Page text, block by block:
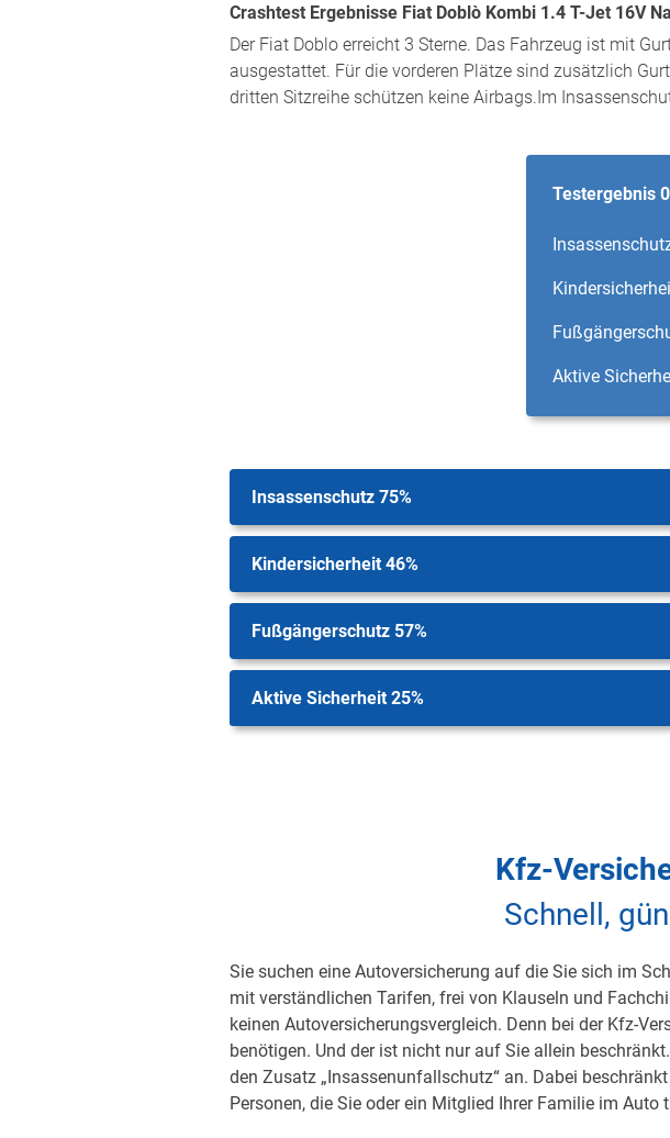
Crashtest Ergebnisse Fiat Doblò Kombi 1.4 T-Jet 16V
Der Fiat Doblo erreicht 3 Sterne. Das Fahrzeug ist mit
ausgestattet. Für die vorderen Plätze sind zusätzlich
dritten Sitzreihe schützen keine Airbags.Im
Testergebnis
Aktive
Insassenschutz 75%
Kindersicherheit 46%
Fußgängerschutz 57%
Aktive Sicherheit 25%
Kfz-
Schnell,
Sie suchen eine Autoversicherung auf die Sie sich im
mit verständlichen Tarifen, frei von Klauseln und
keinen Autoversicherungsvergleich. Denn bei der Kfz-
benötigen. Und der ist nicht nur auf Sie allein
den Zusatz „Insassenunfallschutz“ an. Dabei
Personen, die Sie oder ein Mitglied Ihrer Familie im Auto